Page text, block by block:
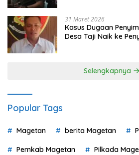
31 Maret 2026
Kasus Dugaan
Desa Taji Naik ke
Selengkapnya
Popular Tags
Magetan berita Magetan
Pemkab Magetan Pilkada